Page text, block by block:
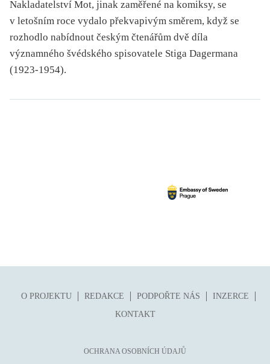
Nakladatelství Mot, jinak zaměřené na komiksy, se
v letošním roce vydalo překvapivým směrem, když se
rozhodlo nabídnout českým čtenářům dvě díla
významného švédského spisovatele Stiga Dagermana
(1923-1954).
O PROJEKTU REDAKCE PODPOŘTE NÁS
INZERCE
KONTAKT
OCHRANA OSOBNÍCH ÚDAJŮ